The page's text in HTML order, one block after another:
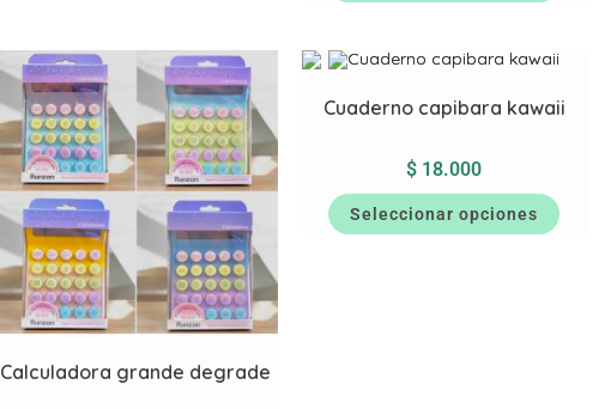
Calculadora grande degrade
Cuaderno capibara kawaii
$ 18.000
Seleccionar opciones